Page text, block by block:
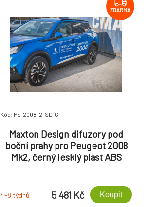
ZDARMA
Kód: PE-2008-2-SD1G
Maxton Design difuzory pod
boční prahy pro Peugeot 2008
Mk2, černý lesklý plast ABS
4-8 týdnů 5 481 Kč Koupit